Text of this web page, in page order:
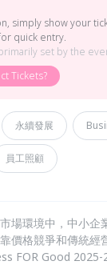
simply show your
quick entry.
set by the
Tickets?
永續發展
員工照顧
場環境中，中小企
價格競爭和傳統經
FOR Good